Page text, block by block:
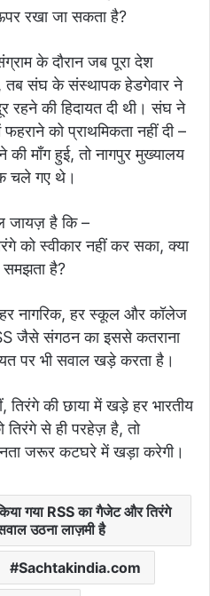
रखा जा सकता है?
के दौरान जब पूरा देश
तब संघ के संस्थापक हेडगेवार ने
रहने की हिदायत दी थी। संघ ने
को प्राथमिकता नहीं दी –
माँग हुई, तो नागपुर मुख्यालय
चले गए थे।
जायज़ है कि –
को स्वीकार नहीं कर सका, क्या
समझता है?
नागरिक, हर स्कूल और कॉलेज
जैसे संगठन का इससे कतराना
पर भी सवाल खड़े करता है।
तिरंगे की छाया में खड़े हर भारतीय
से ही परहेज़ है, तो
जरूर कटघरे में खड़ा करेगी।
गया RSS का गैजेट और तिरंगे
उठना लाज़मी है
Sachtakindia.com